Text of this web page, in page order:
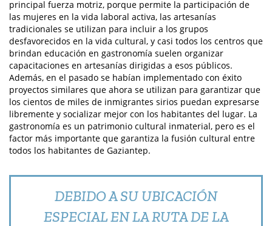
principal fuerza motriz, porque permite la participación de
las mujeres en la vida laboral activa, las artesanías
tradicionales se utilizan para incluir a los grupos
desfavorecidos en la vida cultural, y casi todos los centros que
brindan educación en gastronomía suelen organizar
capacitaciones en artesanías dirigidas a esos públicos.
Además, en el pasado se habían implementado con éxito
proyectos similares que ahora se utilizan para garantizar que
los cientos de miles de inmigrantes sirios puedan expresarse
libremente y socializar mejor con los habitantes del lugar. La
gastronomía es un patrimonio cultural inmaterial, pero es el
factor más importante que garantiza la fusión cultural entre
todos los habitantes de Gaziantep.
DEBIDO A SU UBICACIÓN
ESPECIAL EN LA RUTA DE LA